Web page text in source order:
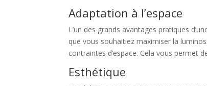
Adaptation à l’espace
L’un des grands avantages pratiques
que vous souhaitiez maximiser la
contraintes d’espace. Cela vous permet
Esthétique